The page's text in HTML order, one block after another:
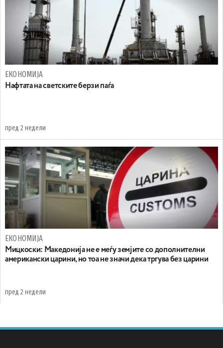
ЕКОНОМИЈА
Нафтата на светските берзи паѓа
пред 2 недели
ЕКОНОМИЈА
Мицкоски: Македонија не е меѓу земјите со дополнителни
американски царини, но тоа не значи дека тргува без царини
пред 2 недели